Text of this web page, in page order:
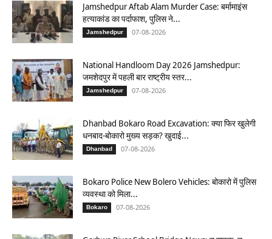
Jamshedpur Aftab Alam Murder Case: बर्मामाइंस
हत्याकांड का पर्दाफाश, पुलिस ने...
Jamshedpur 07-08-2026
National Handloom Day 2026 Jamshedpur:
जमशेदपुर में पहली बार राष्ट्रीय स्तर...
Jamshedpur 07-08-2026
Dhanbad Bokaro Road Excavation: क्या फिर खुलेगी
धनबाद-बोकारो मुख्य सड़क? खुदाई...
Dhanbad 07-08-2026
Bokaro Police New Bolero Vehicles: बोकारो में पुलिस
व्यवस्था को मिला...
Bokaro 07-08-2026